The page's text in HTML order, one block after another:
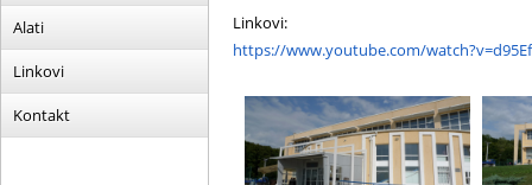
Alati
Linkovi
Kontakt
Linkovi:
https://www.youtube.com/